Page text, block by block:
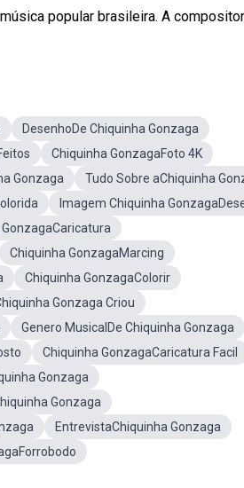
popular brasileira. A
DesenhoDe Chiquinha Gonzaga
Chiquinha GonzagaFoto 4K
Gonzaga
Tudo Sobre aChiquinha
Imagem Chiquinha
Chiquinha GonzagaMarcing
Chiquinha GonzagaColorir
Gonzaga Criou
Genero MusicalDe Chiquinha Gonzaga
Chiquinha GonzagaCaricatura Facil
Gonzaga
Gonzaga
EntrevistaChiquinha Gonzaga